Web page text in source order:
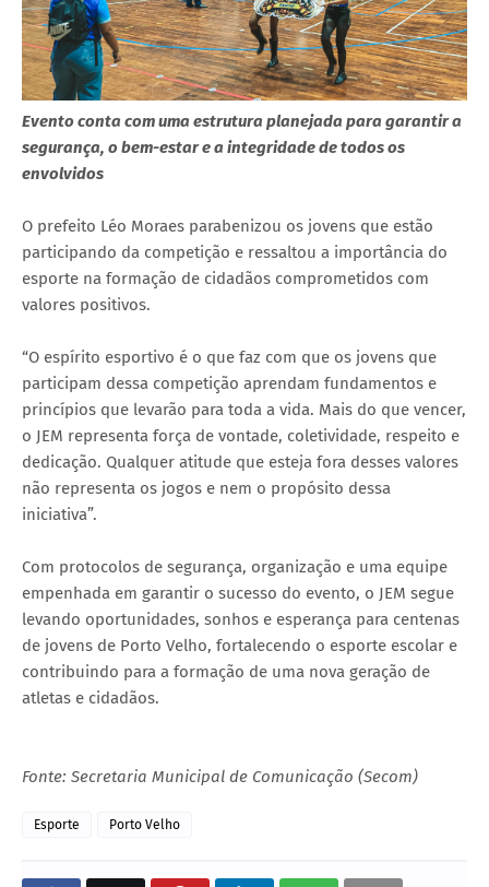
Evento conta com uma estrutura planejada para garantir a
segurança, o bem-estar e a integridade de todos os
envolvidos
O prefeito Léo Moraes parabenizou os jovens que estão
participando da competição e ressaltou a importância do
esporte na formação de cidadãos comprometidos com
valores positivos.
“O espírito esportivo é o que faz com que os jovens que
participam dessa competição aprendam fundamentos e
princípios que levarão para toda a vida. Mais do que vencer,
o JEM representa força de vontade, coletividade, respeito e
dedicação. Qualquer atitude que esteja fora desses valores
não representa os jogos e nem o propósito dessa
iniciativa”.
Com protocolos de segurança, organização e uma equipe
empenhada em garantir o sucesso do evento, o JEM segue
levando oportunidades, sonhos e esperança para centenas
de jovens de Porto Velho, fortalecendo o esporte escolar e
contribuindo para a formação de uma nova geração de
atletas e cidadãos.
Fonte: Secretaria Municipal de Comunicação (Secom)
Esporte Porto Velho